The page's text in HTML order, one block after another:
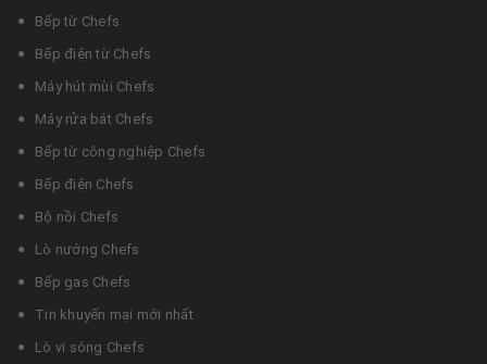
Bếp từ Chefs
Bếp điện từ Chefs
Máy hút mùi Chefs
Máy rửa bát Chefs
Bếp từ công nghiệp Chefs
Bếp điện Chefs
Bộ nồi Chefs
Lò nướng Chefs
Bếp gas Chefs
Tin khuyến mại mới nhất
Lò vi sóng Chefs